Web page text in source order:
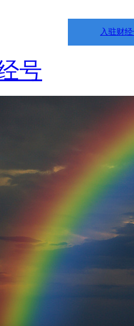
入驻财
号